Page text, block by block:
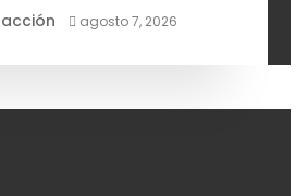
agosto 7, 2026